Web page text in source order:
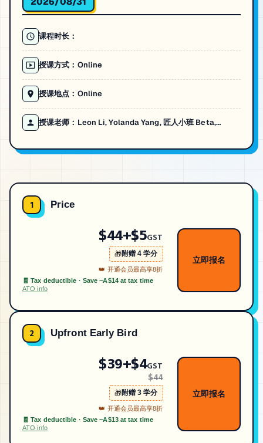
课程时长：
授课方式：Online
授课地点：Online
授课老师： Leon Li, Yolanda Yang, 匠人小班 Beta,
1 Price
$44+$5GST
🎁附赠4 学分
👑 开通会员最高享8折
🧾 Tax deductible · Save ~A$14at tax time
ATO info
立即报名
2 Upfront Early Bird
$39+$4GST
$44
🎁附赠3 学分
👑 开通会员最高享8折
🧾 Tax deductible · Save ~A$13at tax time
ATO info
立即报名